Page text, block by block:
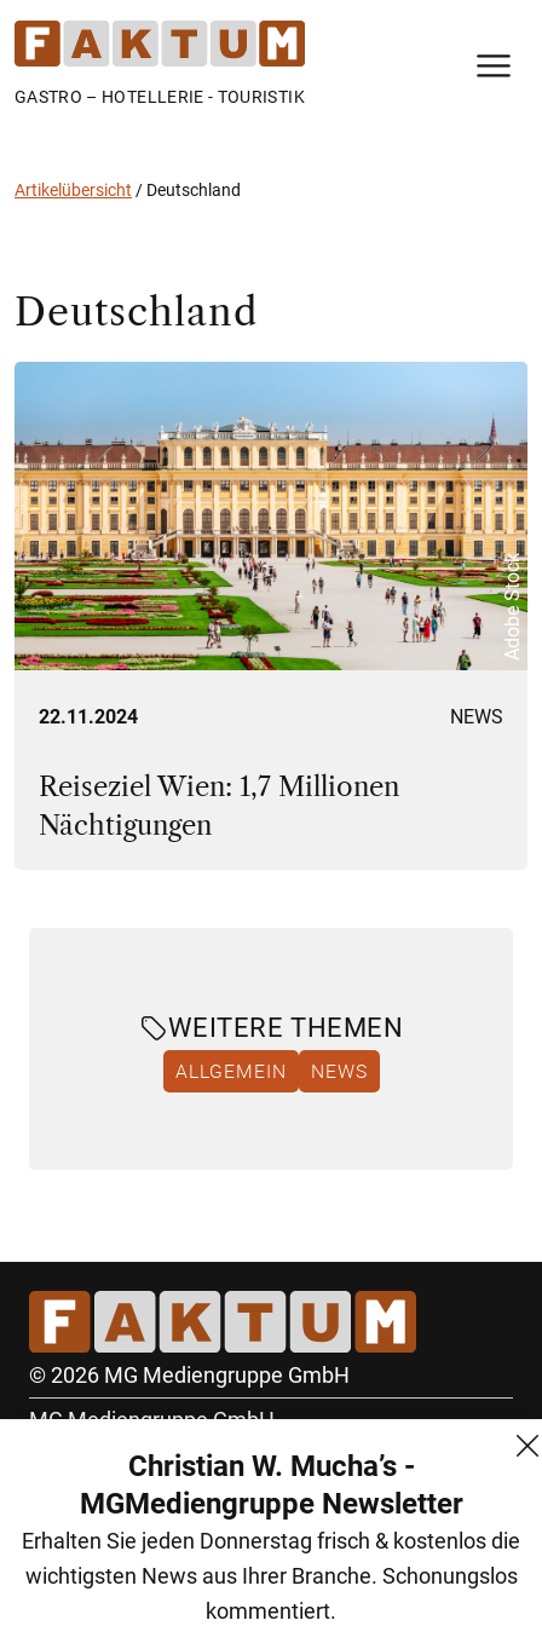
GASTRO – HOTELLERIE - TOURISTIK
Artikelübersicht / Deutschland
Deutschland
Adobe Stock
22.11.2024 NEWS
Reiseziel Wien: 1,7 Millionen
Nächtigungen
WEITERE THEMEN
ALLGEMEIN NEWS
© 2026 MG Mediengruppe GmbH
MG Mediengruppe GmbH
Burgring 1/7
1010 Wien
+43 (1) 522 14 14
office@mgmedien.at
Christian W. Mucha’s -
MGMediengruppe Newsletter
Erhalten Sie jeden Donnerstag frisch & kostenlos die
wichtigsten News aus Ihrer Branche. Schonungslos
kommentiert.